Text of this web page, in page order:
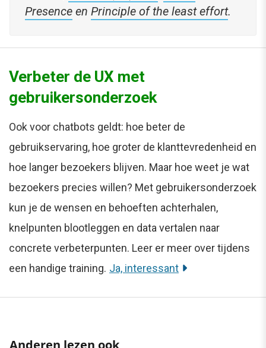
Presence en Principle of the least effort.
Verbeter de UX met
gebruikersonderzoek
Ook voor chatbots geldt: hoe beter de
gebruikservaring, hoe groter de klanttevredenheid en
hoe langer bezoekers blijven. Maar hoe weet je wat
bezoekers precies willen? Met gebruikersonderzoek
kun je de wensen en behoeften achterhalen,
knelpunten blootleggen en data vertalen naar
concrete verbeterpunten. Leer er meer over tijdens
een handige training. Ja, interessant
Anderen lezen ook